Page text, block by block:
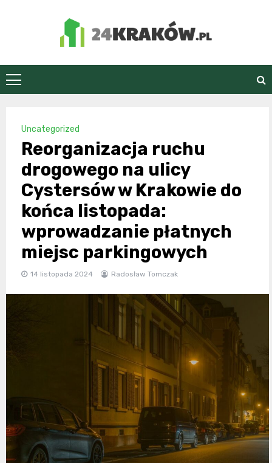
24Kraków.pl
Uncategorized
Reorganizacja ruchu
drogowego na ulicy
Cystersów w Krakowie do
końca listopada:
wprowadzanie płatnych
miejsc parkingowych
14 listopada 2024 Radosław Tomczak